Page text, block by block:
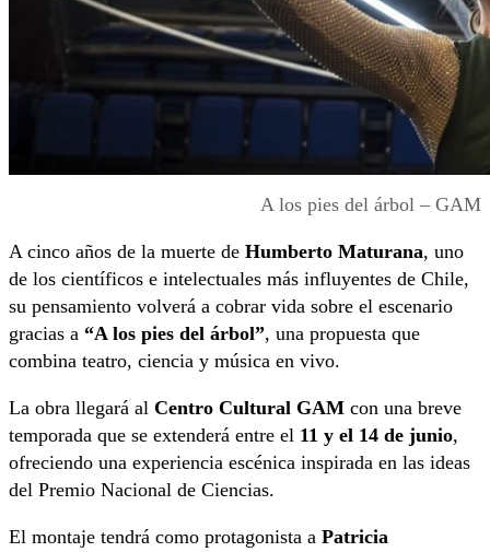
A los pies del árbol – GAM
A cinco años de la muerte de Humberto Maturana, uno
de los científicos e intelectuales más influyentes de Chile,
su pensamiento volverá a cobrar vida sobre el escenario
gracias a “A los pies del árbol”, una propuesta que
combina teatro, ciencia y música en vivo.
La obra llegará al Centro Cultural GAM con una breve
temporada que se extenderá entre el 11 y el 14 de junio,
ofreciendo una experiencia escénica inspirada en las ideas
del Premio Nacional de Ciencias.
El montaje tendrá como protagonista a Patricia